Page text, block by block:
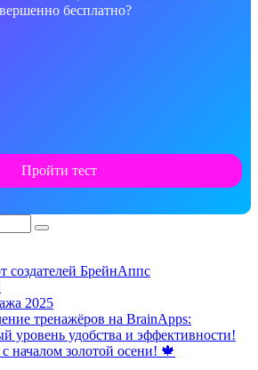
бесплатно?
Пройти тест
создателей БрейнАппс
2025
тренажёров на BrainApps:
уровень удобства и эффективности!
началом золотой осени! 🍁